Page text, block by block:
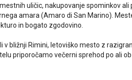
uličic, nakupovanje spominkov
amara (Amaro di San Marino).
in bogato zgodovino.
v bližnji Rimini, letoviško mesto z
priporočamo večerni sprehod po ali